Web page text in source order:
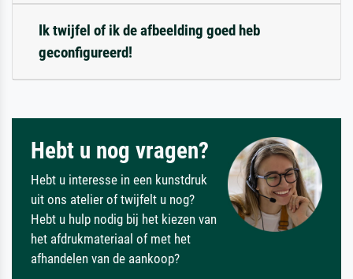
Ik twijfel of ik de afbeelding goed heb
geconfigureerd!
Hebt u nog vragen?
Hebt u interesse in een kunstdruk
uit ons atelier of twijfelt u nog?
Hebt u hulp nodig bij het kiezen van
het afdrukmateriaal of met het
afhandelen van de aankoop?